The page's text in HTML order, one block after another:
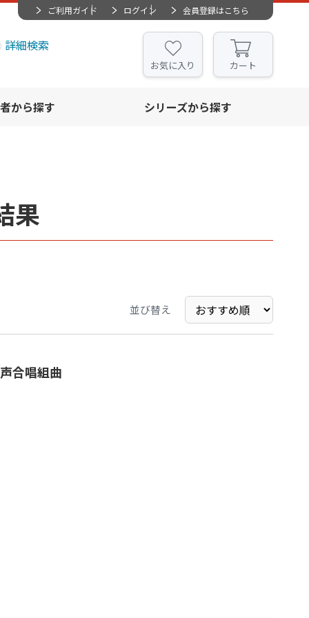
ご利用ガイド ログイン 会員登録はこちら
詳細検索
お気に入り カート
から探す シリーズから探す
果
並び替え
合唱組曲